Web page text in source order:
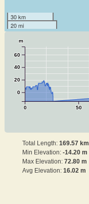
30 km
20 mi
0 50
0
20
40
60
m
Total Length: 169.57 km
Min Elevation: -14.20 m
Max Elevation: 72.80 m
Avg Elevation: 16.02 m